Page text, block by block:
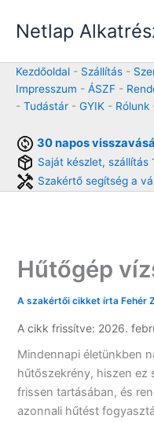
Netlap
Kezdőoldal - Szállítás -
Impresszum - ÁSZF -
- Tudástár - GYIK - Rólunk
30 napos
Saját készlet, szállítás
Szakértő segítség a
Hűtőgép
A szakértői cikket írtaFehér
A cikk frissítve: 2026.
Mindennapi életünkben
hűtőszekrény, hiszen ez
frissen tartásában, és
azonnali hűtést